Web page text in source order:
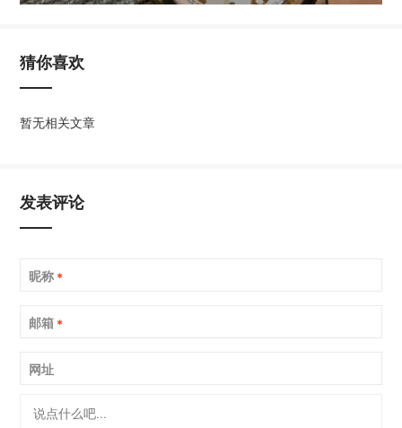
猜你喜欢
暂无相关文章
发表评论
昵称 *
邮箱 *
网址